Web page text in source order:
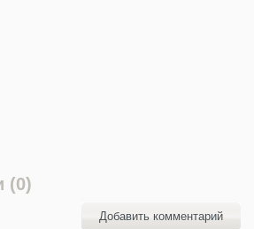
(0)
Добавить комментарий